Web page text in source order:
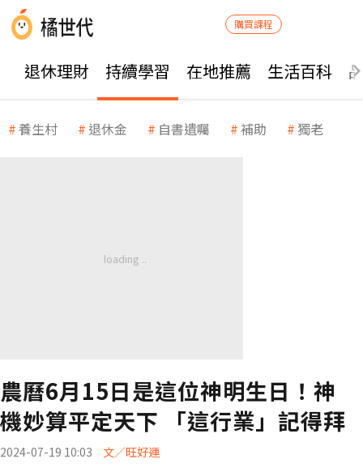
購買課程
退休理財 持續學習 在地推薦 生活百科
養生村 退休金 自書遺囑 補助 獨老
農曆6月15日是這位神明生日！神
機妙算平定天下 「這行業」記得拜
2024-07-19 10:03 文／旺好運